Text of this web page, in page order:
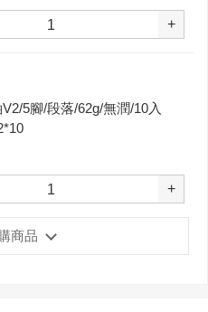
+
5腳/段落/62g/無潤/10入
+
商品